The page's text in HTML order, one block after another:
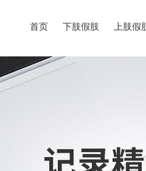
首页 下肢假肢 上肢假